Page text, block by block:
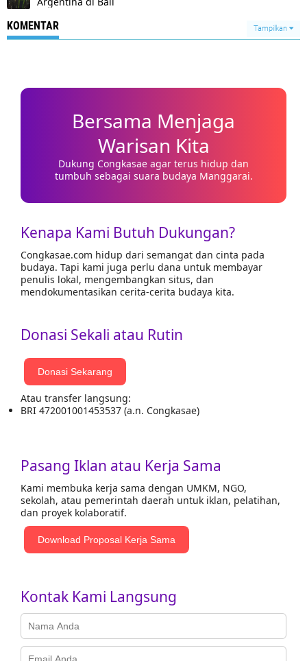
KOMENTAR
Tampilkan
Bersama Menjaga
Warisan Kita
Dukung Congkasae agar terus hidup dan
tumbuh sebagai suara budaya Manggarai.
Kenapa Kami Butuh Dukungan?
Congkasae.com hidup dari semangat dan cinta pada
budaya. Tapi kami juga perlu dana untuk membayar
penulis lokal, mengembangkan situs, dan
mendokumentasikan cerita-cerita budaya kita.
Donasi Sekali atau Rutin
Donasi Sekarang
Atau transfer langsung:
BRI 472001001453537 (a.n. Congkasae)
Pasang Iklan atau Kerja Sama
Kami membuka kerja sama dengan UMKM, NGO,
sekolah, atau pemerintah daerah untuk iklan, pelatihan,
dan proyek kolaboratif.
Download Proposal Kerja Sama
Kontak Kami Langsung